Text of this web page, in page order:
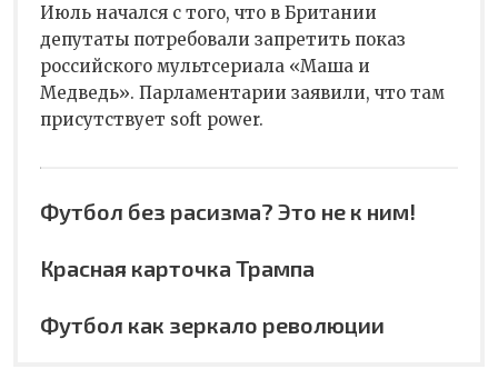
Июль начался с того, что в Британии
депутаты потребовали запретить показ
российского мультсериала «Маша и
Медведь». Парламентарии заявили, что там
присутствует soft power.
Футбол без расизма? Это не к ним!
Красная карточка Трампа
Футбол как зеркало революции